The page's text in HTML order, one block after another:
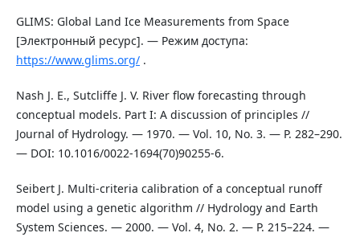
GLIMS: Global Land Ice Measurements from Space
[Электронный ресурс]. — Режим доступа:
https://www.glims.org/.
Nash J. E., Sutcliffe J. V. River flow forecasting through
conceptual models. Part I: A discussion of principles //
Journal of Hydrology. — 1970. — Vol. 10, No. 3. — P. 282–290.
— DOI: 10.1016/0022-1694(70)90255-6.
Seibert J. Multi-criteria calibration of a conceptual runoff
model using a genetic algorithm // Hydrology and Earth
System Sciences. — 2000. — Vol. 4, No. 2. — P. 215–224. —